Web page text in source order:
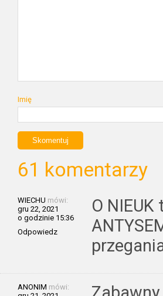
Imię
61 komentarzy
WIECHU mówi:
gru 22, 2021
o godzinie 15:36
Odpowiedz
O
ANONIM mówi: